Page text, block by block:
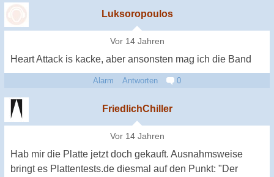
Luksoropoulos
Vor 14 Jahren
Heart Attack is kacke, aber ansonsten mag ich die Band
Alarm Antworten 0
FriedlichChiller
Vor 14 Jahren
Hab mir die Platte jetzt doch gekauft. Ausnahmsweise
bringt es Plattentests.de diesmal auf den Punkt: "Der